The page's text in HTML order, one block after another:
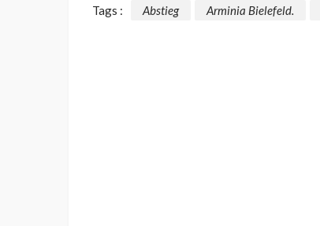
Tags : Abstieg Arminia Bielefeld.